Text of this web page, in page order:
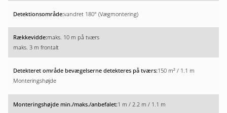
vandret 180° (Vægmontering)
maks. 10 m på tværs
maks. 3 m frontalt
150 m² / 1.1 m
Monteringshøjde
1 m / 2.2 m / 1.1 m